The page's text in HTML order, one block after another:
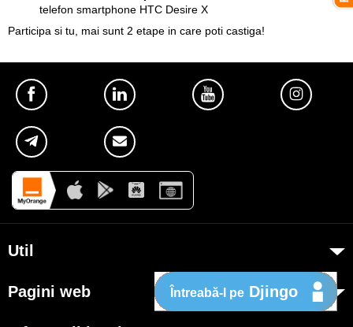
telefon smartphone HTC Desire X
Participa si tu, mai sunt 2 etape in care poti castiga!
Util
Pagini web Întreabă-l pe Djingo